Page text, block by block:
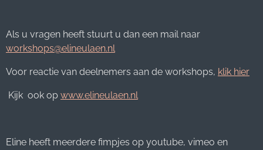
Als u vragen heeft stuurt u dan een mail naar
workshops@elineulaen.nl
Voor reactie van deelnemers aan de workshops, klik hier
Kijk ook op www.elineulaen.nl
Eline heeft meerdere fimpjes op youtube, vimeo en